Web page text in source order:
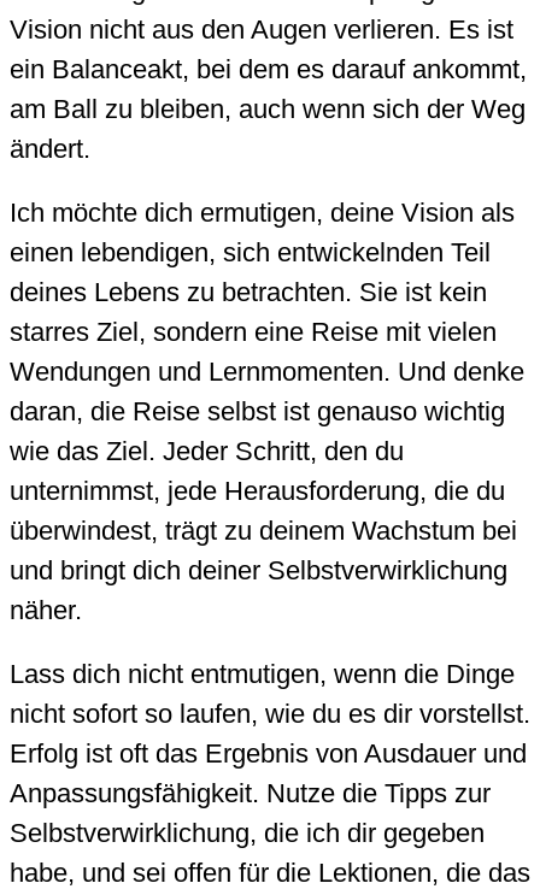
Vision nicht aus den Augen verlieren. Es ist
ein Balanceakt, bei dem es darauf ankommt,
am Ball zu bleiben, auch wenn sich der Weg
ändert.
Ich möchte dich ermutigen, deine Vision als
einen lebendigen, sich entwickelnden Teil
deines Lebens zu betrachten. Sie ist kein
starres Ziel, sondern eine Reise mit vielen
Wendungen und Lernmomenten. Und denke
daran, die Reise selbst ist genauso wichtig
wie das Ziel. Jeder Schritt, den du
unternimmst, jede Herausforderung, die du
überwindest, trägt zu deinem Wachstum bei
und bringt dich deiner Selbstverwirklichung
näher.
Lass dich nicht entmutigen, wenn die Dinge
nicht sofort so laufen, wie du es dir vorstellst.
Erfolg ist oft das Ergebnis von Ausdauer und
Anpassungsfähigkeit. Nutze die Tipps zur
Selbstverwirklichung, die ich dir gegeben
habe, und sei offen für die Lektionen, die das